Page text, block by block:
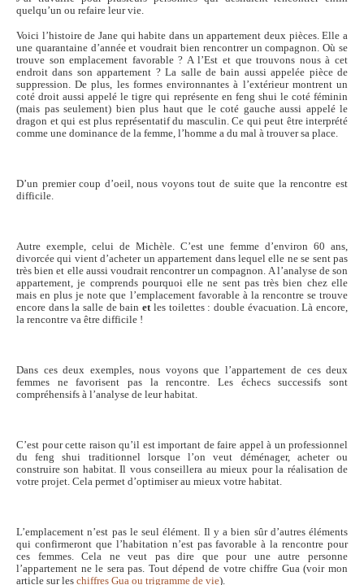
quelqu’un ou refaire leur vie.
Voici l’histoire de Jane qui habite dans un appartement deux pièces. Elle a
une quarantaine d’année et voudrait bien rencontrer un compagnon. Où se
trouve son emplacement favorable ? A l’Est et que trouvons nous à cet
endroit dans son appartement ? La salle de bain aussi appelée pièce de
suppression. De plus, les formes environnantes à l’extérieur montrent un
coté droit aussi appelé le tigre qui représente en feng shui le coté féminin
(mais pas seulement) bien plus haut que le coté gauche aussi appelé le
dragon et qui est plus représentatif du masculin. Ce qui peut être interprété
comme une dominance de la femme, l’homme a du mal à trouver sa place.
D’un premier coup d’oeil, nous voyons tout de suite que la rencontre est
difficile.
Autre exemple, celui de Michèle. C’est une femme d’environ 60 ans,
divorcée qui vient d’acheter un appartement dans lequel elle ne se sent pas
très bien et elle aussi voudrait rencontrer un compagnon. A l’analyse de son
appartement, je comprends pourquoi elle ne sent pas très bien chez elle
mais en plus je note que l’emplacement favorable à la rencontre se trouve
encore dans la salle de bainetles toilettes : double évacuation. Là encore,
la rencontre va être difficile !
Dans ces deux exemples, nous voyons que l’appartement de ces deux
femmes ne favorisent pas la rencontre. Les échecs successifs sont
compréhensifs à l’analyse de leur habitat.
C’est pour cette raison qu’il est important de faire appel à un professionnel
du feng shui traditionnel lorsque l’on veut déménager, acheter ou
construire son habitat. Il vous conseillera au mieux pour la réalisation de
votre projet. Cela permet d’optimiser au mieux votre habitat.
L’emplacement n’est pas le seul élément. Il y a bien sûr d’autres éléments
qui confirmeront que l’habitation n’est pas favorable à la rencontre pour
ces femmes. Cela ne veut pas dire que pour une autre personne
l’appartement ne le sera pas. Tout dépend de votre chiffre Gua (voir mon
article sur les chiffres Gua ou trigramme de vie).